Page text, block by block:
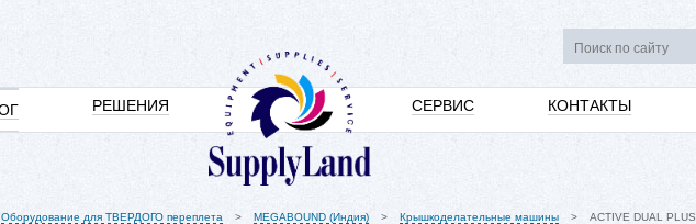
РЕШЕНИЯ КОНТАКТЫ
СЕРВИС
Оборудование для ТВЕРДОГО переплета MEGABOUND (Индия) Крышкоделательные машины ACTIVE DUAL PLUS